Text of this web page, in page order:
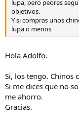
lupa, pero peores
objetivos.
Y si compras unos
lupa o menos
Hola Adolfo.
Si, los tengo. Chinos
Si me dices que no
me ahorro.
Gracias.